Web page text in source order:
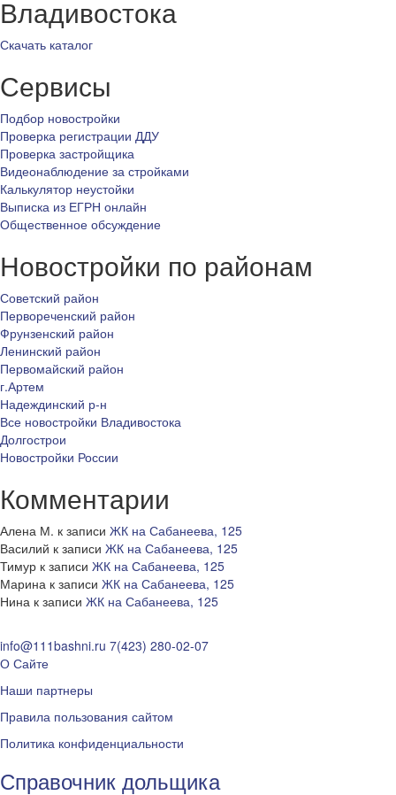
Владивостока
Скачать каталог
Сервисы
Подбор новостройки
Проверка регистрации ДДУ
Проверка застройщика
Видеонаблюдение за стройками
Калькулятор неустойки
Выписка из ЕГРН онлайн
Общественное обсуждение
Новостройки по районам
Советский район
Первореченский район
Фрунзенский район
Ленинский район
Первомайский район
г.Артем
Надеждинский р-н
Все новостройки Владивостока
Долгострои
Новостройки России
Комментарии
Алена М. к записи ЖК на Сабанеева, 125
Василий к записи ЖК на Сабанеева, 125
Тимур к записи ЖК на Сабанеева, 125
Марина к записи ЖК на Сабанеева, 125
Нина к записи ЖК на Сабанеева, 125
info@111bashni.ru 7(423) 280-02-07
О Сайте
Наши партнеры
Правила пользования сайтом
Политика конфиденциальности
Справочник дольщика